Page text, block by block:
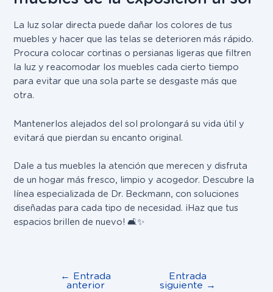
La luz solar directa puede dañar los colores de tus
muebles y hacer que las telas se deterioren más rápido.
Procura colocar cortinas o persianas ligeras que filtren
la luz y reacomodar los muebles cada cierto tiempo
para evitar que una sola parte se desgaste más que
otra.
Mantenerlos alejados del sol prolongará su vida útil y
evitará que pierdan su encanto original.
Dale a tus muebles la atención que merecen y disfruta
de un hogar más fresco, limpio y acogedor. Descubre la
línea especializada de Dr. Beckmann, con soluciones
diseñadas para cada tipo de necesidad. ¡Haz que tus
espacios brillen de nuevo! 🛋✨
← Entrada
anterior
Entrada
siguiente →